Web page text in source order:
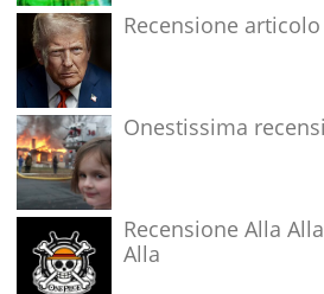
Recensione
Onestissima
Recensione Alla
Alla